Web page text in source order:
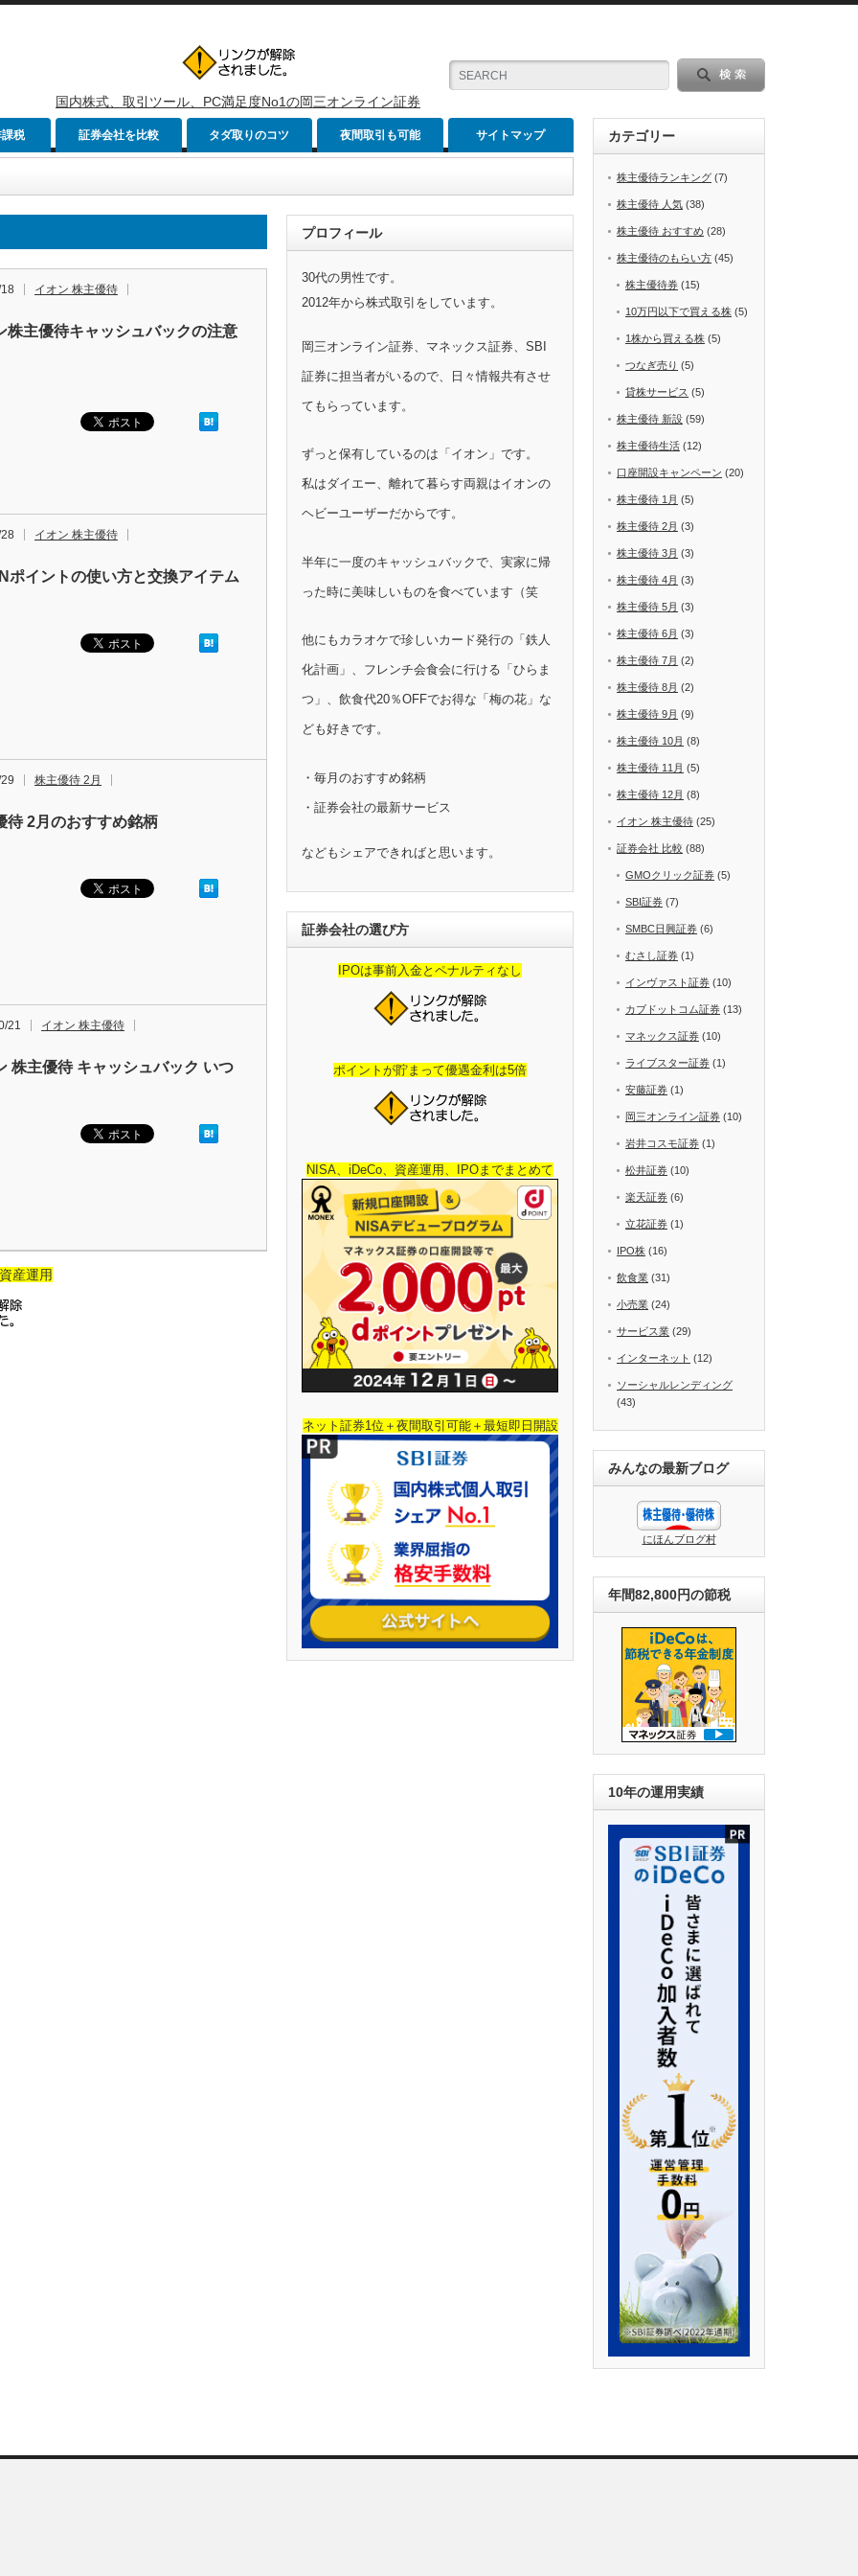
国内株式、取引ツール、PC満足度No1の岡三オンライン証券
税 証券会社を比較 タダ取りのコツ 夜間取引も可能 サイトマップ
イオン 株主優待
株主優待キャッシュバックの注意
イオン 株主優待
ポイントの使い方と交換アイテム
株主優待 2月
待 2月のおすすめ銘柄
21 イオン 株主優待
株主優待 キャッシュバック いつ
産運用
プロフィール
30代の男性です。
2012年から株式取引をしています。
岡三オンライン証券、マネックス証券、SBI
証券に担当者がいるので、日々情報共有させ
てもらっています。
ずっと保有しているのは「イオン」です。
私はダイエー、離れて暮らす両親はイオンの
ヘビーユーザーだからです。
半年に一度のキャッシュバックで、実家に帰
った時に美味しいものを食べています（笑
他にもカラオケで珍しいカード発行の「鉄人
化計画」、フレンチ会食会に行ける「ひらま
つ」、飲食代20％OFFでお得な「梅の花」な
ども好きです。
・毎月のおすすめ銘柄
・証券会社の最新サービス
などもシェアできればと思います。
証券会社の選び方
IPOは事前入金とペナルティなし
ポイントが貯まって優遇金利は5倍
NISA、iDeCo、資産運用、IPOまでまとめて
ネット証券1位＋夜間取引可能＋最短即日開設
カテゴリー
株主優待ランキング (7)
株主優待 人気 (38)
株主優待 おすすめ (28)
株主優待のもらい方 (45)
株主優待券 (15)
10万円以下で買える株 (5)
1株から買える株 (5)
つなぎ売り (5)
貸株サービス (5)
株主優待 新設 (59)
株主優待生活 (12)
口座開設キャンペーン (20)
株主優待 1月 (5)
株主優待 2月 (3)
株主優待 3月 (3)
株主優待 4月 (3)
株主優待 5月 (3)
株主優待 6月 (3)
株主優待 7月 (2)
株主優待 8月 (2)
株主優待 9月 (9)
株主優待 10月 (8)
株主優待 11月 (5)
株主優待 12月 (8)
イオン 株主優待 (25)
証券会社 比較 (88)
GMOクリック証券 (5)
SBI証券 (7)
SMBC日興証券 (6)
むさし証券 (1)
インヴァスト証券 (10)
カブドットコム証券 (13)
マネックス証券 (10)
ライブスター証券 (1)
安藤証券 (1)
岡三オンライン証券 (10)
岩井コスモ証券 (1)
松井証券 (10)
楽天証券 (6)
立花証券 (1)
IPO株 (16)
飲食業 (31)
小売業 (24)
サービス業 (29)
インターネット (12)
ソーシャルレンディング
(43)
みんなの最新ブログ
にほんブログ村
年間82,800円の節税
10年の運用実績